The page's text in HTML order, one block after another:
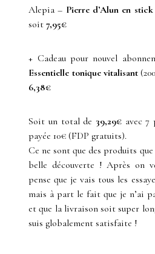
Alepia – Pierre d’Alun en stick
soit7,95€
+ Cadeau pour nouvel
Essentielle tonique vitalisant
6,38€
Soit un total de 39,29€avec 7
payée 10€ (FDP gratuits).
Ce ne sont que des produits
belle découverte ! Après on
pense que je vais tous les
mais à part le fait que je n’ai
et que la livraison soit super
suis globalement satisfaite !